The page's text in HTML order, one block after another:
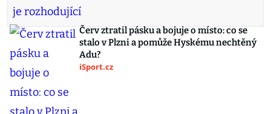
Červ ztratil pásku a bojuje o místo: co se
stalo v Plzni a pomůže Hyskému nechtěný
Adu?
iSport.cz